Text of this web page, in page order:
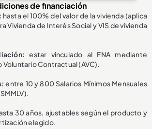
de financiación
hasta el 100% del valor de la vivienda (aplica
Vivienda de Interés Social y VIS de vivienda
estar vinculado al FNA mediante
Voluntario Contractual (AVC).
entre 10 y 800 Salarios Mínimos Mensuales
30 años, ajustables según el producto y
elegido.